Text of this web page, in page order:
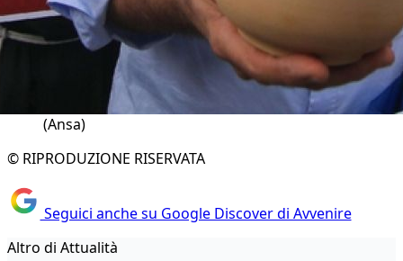
(Ansa)
© RIPRODUZIONE RISERVATA
Seguici anche su Google Discover di Avvenire
Altro di Attualità